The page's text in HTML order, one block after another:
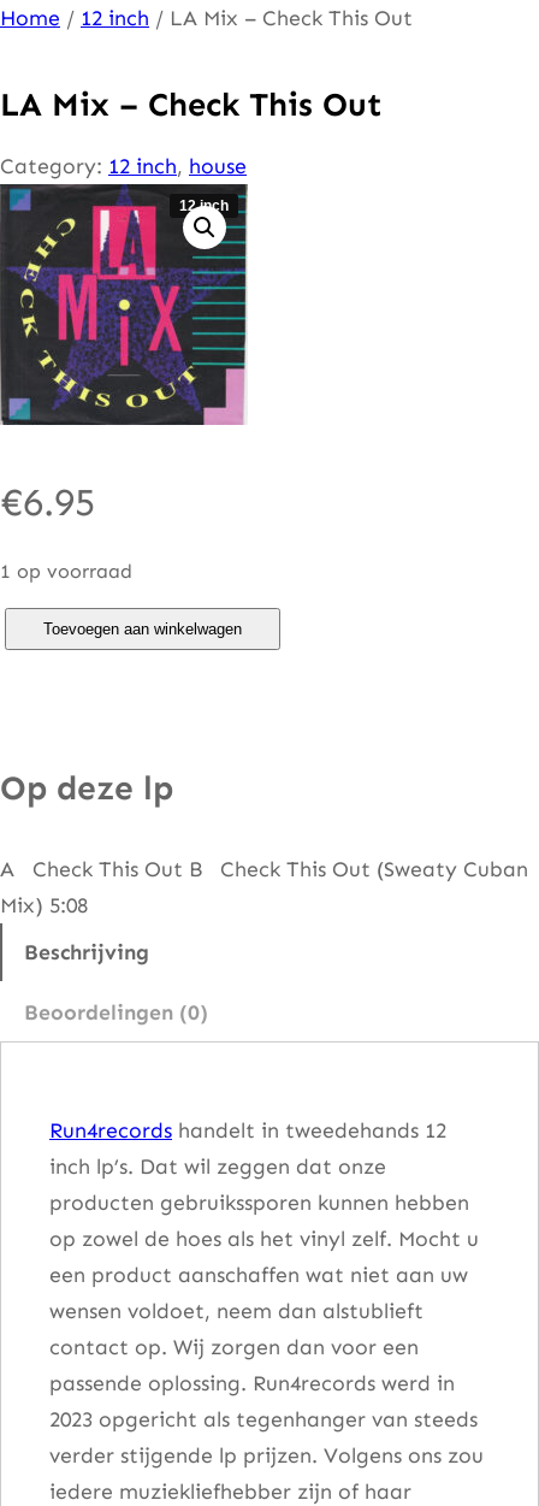
Ga
de
Home / 12 inch / LA Mix – Check This Out
LA Mix – Check This Out
Category: 12 inch, house
12 inch
€6.95
1 op voorraad
–
h
e
k
Toevoegen aan winkelwagen
Op deze lp
A Check This Out B Check This Out (Sweaty Cuban
Mix) 5:08
Beschrijving
Beoordelingen (0)
Run4records handelt in tweedehands 12
inch lp’s. Dat wil zeggen dat onze
producten gebruikssporen kunnen hebben
op zowel de hoes als het vinyl zelf. Mocht u
een product aanschaffen wat niet aan uw
wensen voldoet, neem dan alstublieft
contact op. Wij zorgen dan voor een
passende oplossing. Run4records werd in
2023 opgericht als tegenhanger van steeds
verder stijgende lp prijzen. Volgens ons zou
iedere muziekliefhebber zijn of haar